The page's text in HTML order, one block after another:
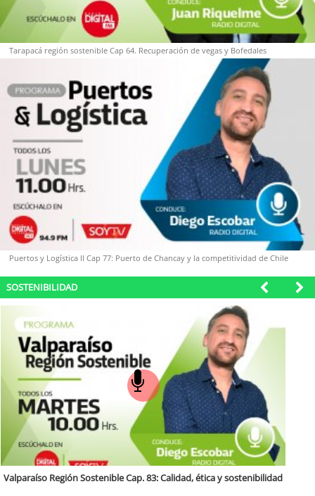
soy sanantonio
chillán
soy talcahuano
soyconcepción
soycoronel
soyarauco
soytemuco
soyvaldivia
soypuertomontt
soychiloé
Tarapacá región sostenible Cap 64. Recuperación de vegas y Bofedales
Puertos y Logística II Cap 77: Puerto de Chancay y la competitividad de Chile
SOSTENIBILIDAD
Cap. 83: Calidad, ética y sostenibilidad